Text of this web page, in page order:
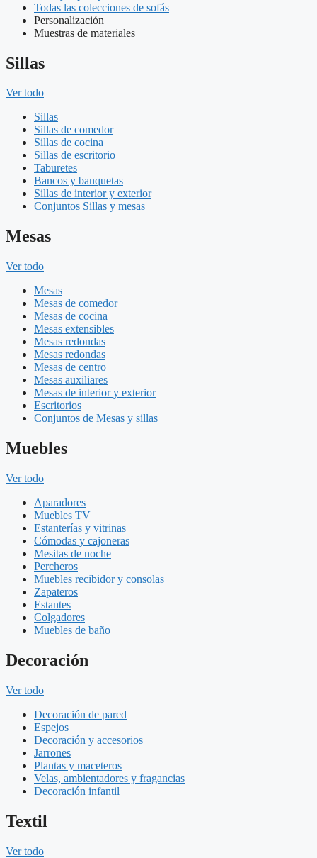
Todas las colecciones de sofás
Personalización
Muestras de materiales
Sillas
Ver todo
Sillas
Sillas de comedor
Sillas de cocina
Sillas de escritorio
Taburetes
Bancos y banquetas
Sillas de interior y exterior
Conjuntos Sillas y mesas
Mesas
Ver todo
Mesas
Mesas de comedor
Mesas de cocina
Mesas extensibles
Mesas redondas
Mesas redondas
Mesas de centro
Mesas auxiliares
Mesas de interior y exterior
Escritorios
Conjuntos de Mesas y sillas
Muebles
Ver todo
Aparadores
Muebles TV
Estanterías y vitrinas
Cómodas y cajoneras
Mesitas de noche
Percheros
Muebles recibidor y consolas
Zapateros
Estantes
Colgadores
Muebles de baño
Decoración
Ver todo
Decoración de pared
Espejos
Decoración y accesorios
Jarrones
Plantas y maceteros
Velas, ambientadores y fragancias
Decoración infantil
Textil
Ver todo